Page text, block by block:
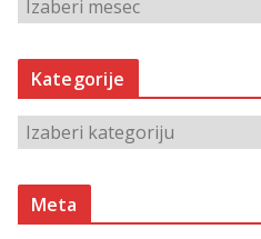
h
v
Kategorije
t
Meta